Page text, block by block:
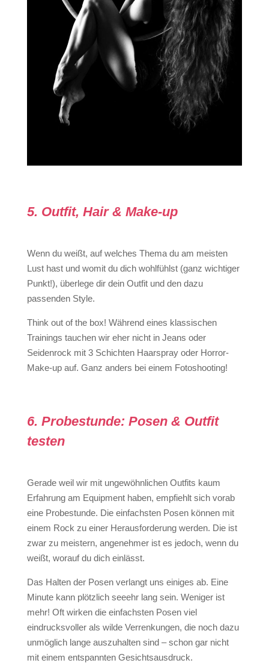
5. Outfit, Hair & Make-up
Wenn du weißt, auf welches Thema du am meisten
Lust hast und womit du dich wohlfühlst (ganz wichtiger
Punkt!), überlege dir dein Outfit und den dazu
passenden Style.
Think out of the box! Während eines klassischen
Trainings tauchen wir eher nicht in Jeans oder
Seidenrock mit 3 Schichten Haarspray oder Horror-
Make-up auf. Ganz anders bei einem Fotoshooting!
6. Probestunde: Posen & Outfit
testen
Gerade weil wir mit ungewöhnlichen Outfits kaum
Erfahrung am Equipment haben, empfiehlt sich vorab
eine Probestunde. Die einfachsten Posen können mit
einem Rock zu einer Herausforderung werden. Die ist
zwar zu meistern, angenehmer ist es jedoch, wenn du
weißt, worauf du dich einlässt.
Das Halten der Posen verlangt uns einiges ab. Eine
Minute kann plötzlich seeehr lang sein. Weniger ist
mehr! Oft wirken die einfachsten Posen viel
eindrucksvoller als wilde Verrenkungen, die noch dazu
unmöglich lange auszuhalten sind – schon gar nicht
mit einem entspannten Gesichtsausdruck.